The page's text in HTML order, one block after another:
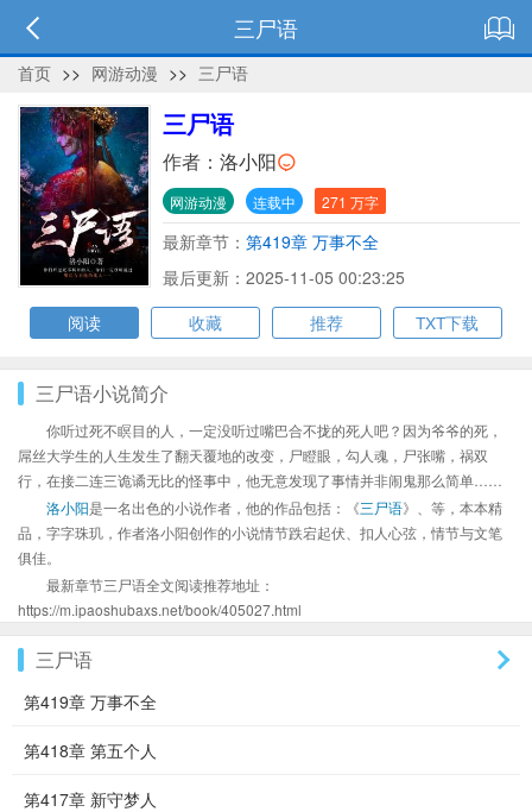
三尸语
首页 >> 网游动漫 >> 三尸语
三尸语
作者： 洛小阳
网游动漫 连载中 271 万字
最新章节： 第419章 万事不全
最后更新：2025-11-05 00:23:25
阅读
收藏 推荐 TXT下载
三尸语小说简介
你听过死不瞑目的人，一定没听过嘴巴合不拢的死人吧？因为爷爷的死，
屌丝大学生的人生发生了翻天覆地的改变，尸瞪眼，勾人魂，尸张嘴，祸双
行，在接二连三诡谲无比的怪事中，他无意发现了事情并非闹鬼那么简单……
洛小阳是一名出色的小说作者，他的作品包括：《三尸语》、等，本本精
品，字字珠玑，作者洛小阳创作的小说情节跌宕起伏、扣人心弦，情节与文笔
俱佳。
最新章节三尸语全文阅读推荐地址：
https://m.ipaoshubaxs.net/book/405027.html
三尸语
第419章 万事不全
第418章 第五个人
第417章 新守梦人